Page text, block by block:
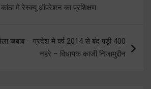
मे रेस्क्यू ऑपरेशन का प्रशिक्षण
जबाब – प्रदेश मे वर्ष 2014 से बंद पड़ी 400
नहरे – विधायक काजी निजामुद्दीन